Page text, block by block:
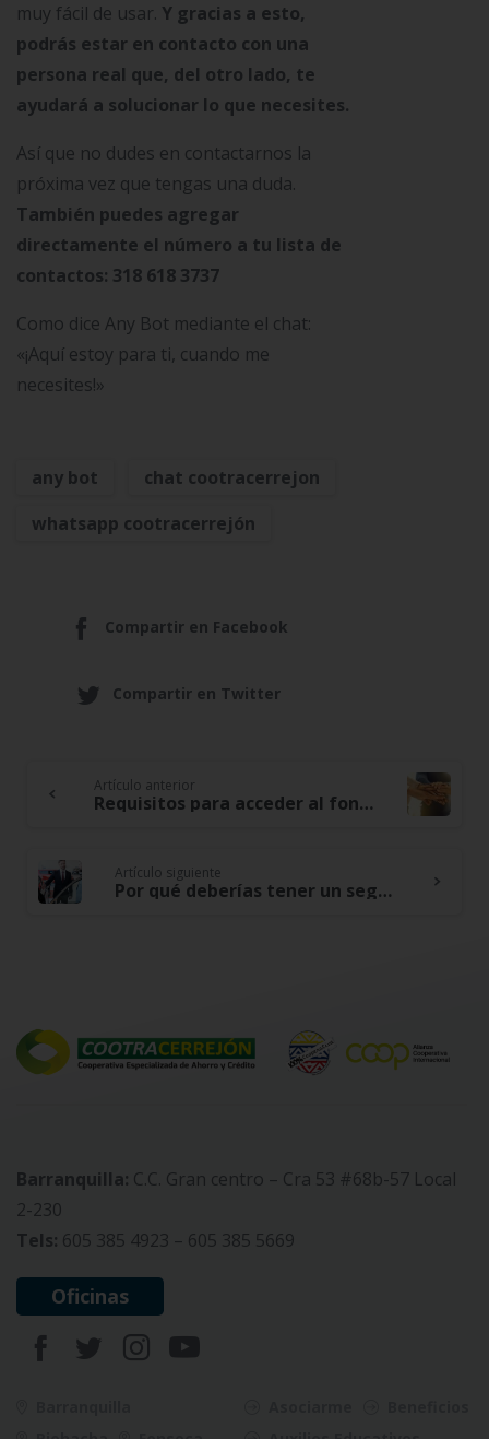
muy fácil de usar. Y gracias a esto,
podrás estar en contacto con una
persona real que, del otro lado, te
ayudará a solucionar lo que necesites.
Así que no dudes en contactarnos la
próxima vez que tengas una duda.
También puedes agregar
directamente el número a tu lista de
contactos: 318 618 3737
Como dice Any Bot mediante el chat:
«¡Aquí estoy para ti, cuando me
necesites!»
any bot
chat cootracerrejon
whatsapp cootracerrejón
Compartir en Facebook
Compartir en Twitter
Continue
Reading
Artículo anterior
Requisitos para acceder al fondo de solidaridad
Artículo siguiente
Por qué deberías tener un seguro contra todo riesgo para tu vehículo
Barranquilla: C.C. Gran centro – Cra 53 #68b-57 Local
2-230
Tels: 605 385 4923 – 605 385 5669
Oficinas